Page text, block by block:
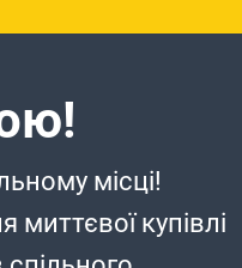
місці!
купівлі